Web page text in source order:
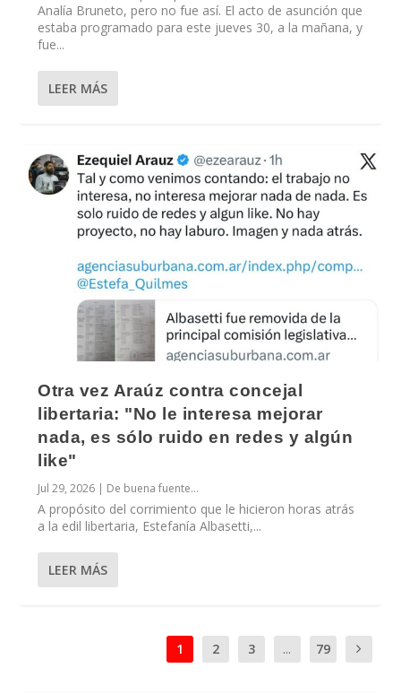
Analía Bruneto, pero no fue así. El acto de asunción que
estaba programado para este jueves 30, a la mañana, y
fue...
LEER MÁS
Otra vez Araúz contra concejal
libertaria: "No le interesa mejorar
nada, es sólo ruido en redes y algún
like"
Jul 29, 2026 | De buena fuente...
A propósito del corrimiento que le hicieron horas atrás
a la edil libertaria, Estefanía Albasetti,...
LEER MÁS
1 2 3 ... 79